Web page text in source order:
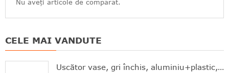
Nu aveți articole de comparat.
CELE MAI VANDUTE
Uscător vase, gri închis, aluminiu+plastic, 46.3x20x12.6 cm, Brabantia - 8710755117268